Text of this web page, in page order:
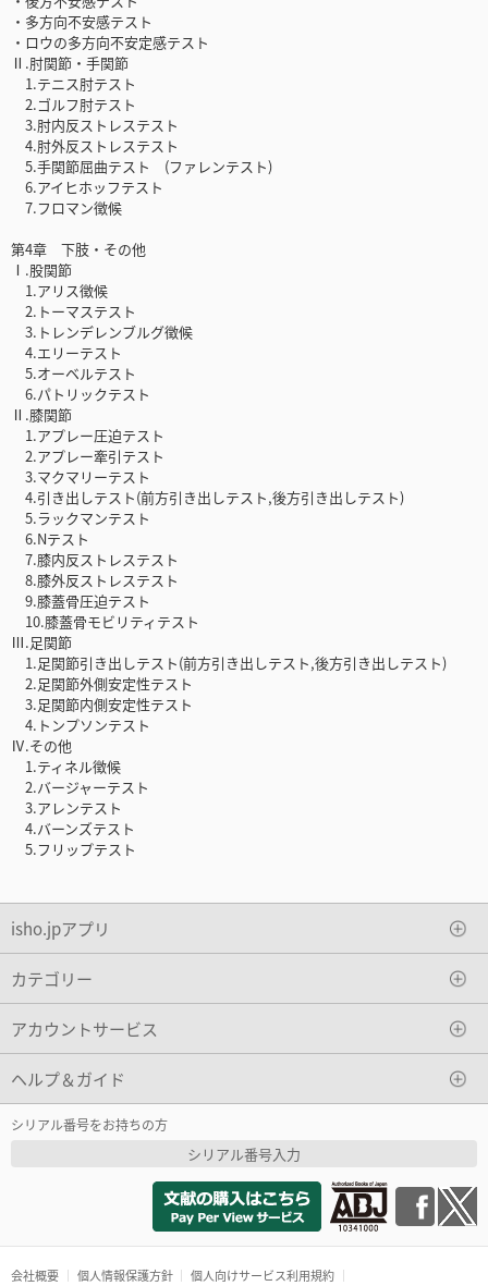
・多方向不安感テスト
・ロウの多方向不安定感テスト
Ⅱ.肘関節・手関節
1.テニス肘テスト
2.ゴルフ肘テスト
3.肘内反ストレステスト
4.肘外反ストレステスト
5.手関節屈曲テスト (ファレンテスト)
6.アイヒホッフテスト
7.フロマン徴候
第4章 下肢・その他
Ⅰ.股関節
1.アリス徴候
2.トーマステスト
3.トレンデレンブルグ徴候
4.エリーテスト
5.オーベルテスト
6.パトリックテスト
Ⅱ.膝関節
1.アプレー圧迫テスト
2.アプレー牽引テスト
3.マクマリーテスト
4.引き出しテスト(前方引き出しテスト,後方引き出しテスト)
5.ラックマンテスト
6.Nテスト
7.膝内反ストレステスト
8.膝外反ストレステスト
9.膝蓋骨圧迫テスト
10.膝蓋骨モビリティテスト
Ⅲ.足関節
1.足関節引き出しテスト(前方引き出しテスト,後方引き出しテスト)
2.足関節外側安定性テスト
3.足関節内側安定性テスト
4.トンプソンテスト
Ⅳ.その他
1.ティネル徴候
2.バージャーテスト
3.アレンテスト
4.バーンズテスト
5.フリップテスト
isho.jpアプリ
カテゴリー
アカウントサービス
ヘルプ＆ガイド
シリアル番号をお持ちの方
シリアル番号入力
会社概要 個人情報保護方針 個人向けサービス利用規約